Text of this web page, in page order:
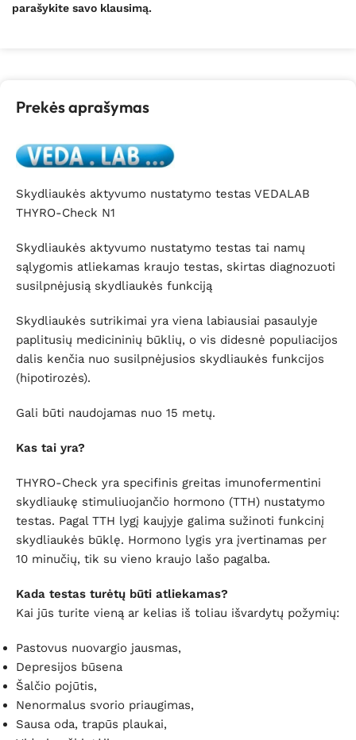
parašykite savo klausimą.
Prekės aprašymas
Skydliaukės aktyvumo nustatymo testas VEDALAB
THYRO-Check N1
Skydliaukės aktyvumo nustatymo testas tai namų
sąlygomis atliekamas kraujo testas, skirtas diagnozuoti
susilpnėjusią skydliaukės funkciją
Skydliaukės sutrikimai yra viena labiausiai pasaulyje
paplitusių medicininių būklių, o vis didesnė populiacijos
dalis kenčia nuo susilpnėjusios skydliaukės funkcijos
(hipotirozės).
Gali būti naudojamas nuo 15 metų.
Kas tai yra?
THYRO-Check yra specifinis greitas imunofermentini
skydliaukę stimuliuojančio hormono (TTH) nustatymo
testas. Pagal TTH lygį kaujyje galima sužinoti funkcinį
skydliaukės būklę. Hormono lygis yra įvertinamas per
10 minučių, tik su vieno kraujo lašo pagalba.
Kada testas turėtų būti atliekamas?
Kai jūs turite vieną ar kelias iš toliau išvardytų požymių:
Pastovus nuovargio jausmas,
Depresijos būsena
Šalčio pojūtis,
Nenormalus svorio priaugimas,
Sausa oda, trapūs plaukai,